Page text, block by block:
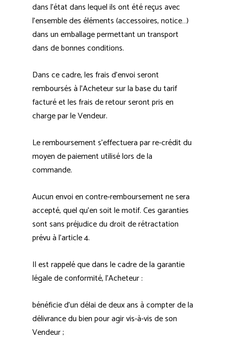
dans l’état dans lequel ils ont été reçus avec
l’ensemble des éléments (accessoires, notice…)
dans un emballage permettant un transport
dans de bonnes conditions.
Dans ce cadre, les frais d’envoi seront
remboursés à l’Acheteur sur la base du tarif
facturé et les frais de retour seront pris en
charge par le Vendeur.
Le remboursement s’effectuera par re-crédit du
moyen de paiement utilisé lors de la
commande.
Aucun envoi en contre-remboursement ne sera
accepté, quel qu’en soit le motif. Ces garanties
sont sans préjudice du droit de rétractation
prévu à l’article 4.
Il est rappelé que dans le cadre de la garantie
légale de conformité, l’Acheteur :
bénéficie d’un délai de deux ans à compter de la
délivrance du bien pour agir vis-à-vis de son
Vendeur ;